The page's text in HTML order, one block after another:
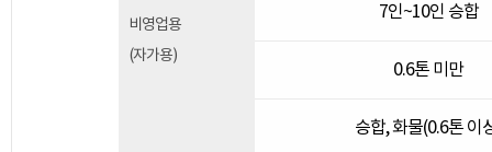
비영업용
(자가용)
7인~10인 승합
0.6톤 미만
승합, 화물(0.6톤 이